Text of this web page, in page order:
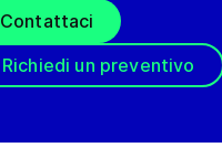
Contattaci
Richiedi un preventivo